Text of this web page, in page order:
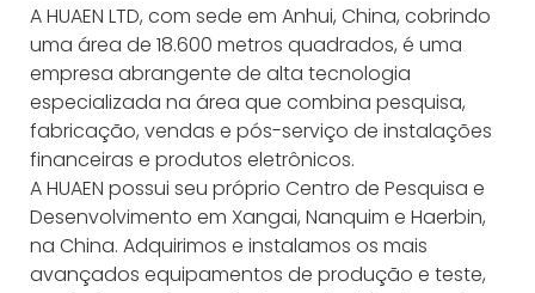
A HUAEN LTD, com sede em Anhui, China, cobrindo
uma área de 18.600 metros quadrados, é uma
empresa abrangente de alta tecnologia
especializada na área que combina pesquisa,
fabricação, vendas e pós-serviço de instalações
financeiras e produtos eletrônicos.
A HUAEN possui seu próprio Centro de Pesquisa e
Desenvolvimento em Xangai, Nanquim e Haerbin,
na China. Adquirimos e instalamos os mais
avançados equipamentos de produção e teste,